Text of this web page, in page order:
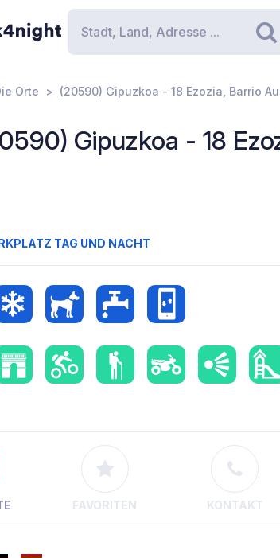
Orte (20590) Gipuzkoa - 18 Ezozia, Barrio
Gipuzkoa - 18
TAG UND NACHT
FAVORITEN KONTAKT